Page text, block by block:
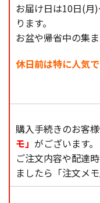
お届け日は10日(月
ります。
お盆や帰省中の集
休日前は特に人気
購入手続きのお客
モ」 がございます。
ご注文内容や配達
ましたら「注文メ